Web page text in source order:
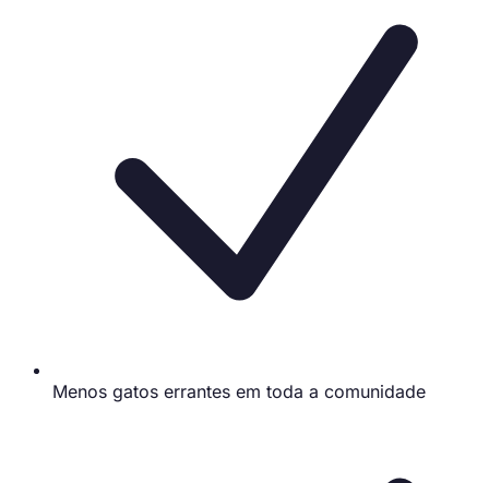
Menos gatos errantes em toda a comunidade